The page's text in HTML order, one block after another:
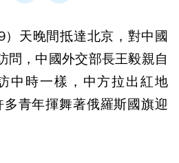
天晚間抵達北京，對中國
問，中國外交部長王毅親自
中時一樣，中方拉出紅地
青年揮舞著俄羅斯國旗迎